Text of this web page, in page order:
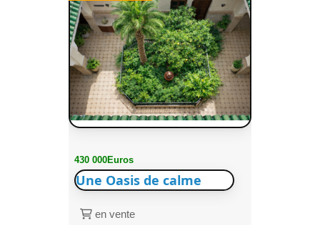
430 000Euros
Une Oasis de calme
en vente